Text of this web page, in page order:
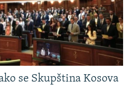
se Skupština Kosova